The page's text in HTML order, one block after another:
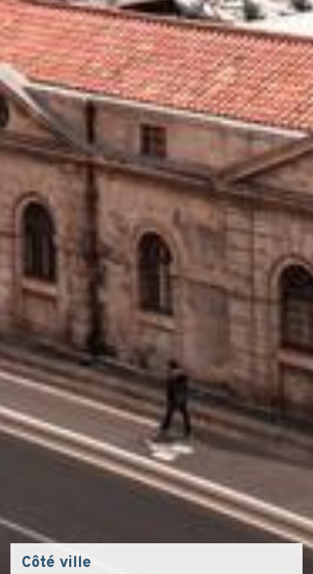
Côté ville